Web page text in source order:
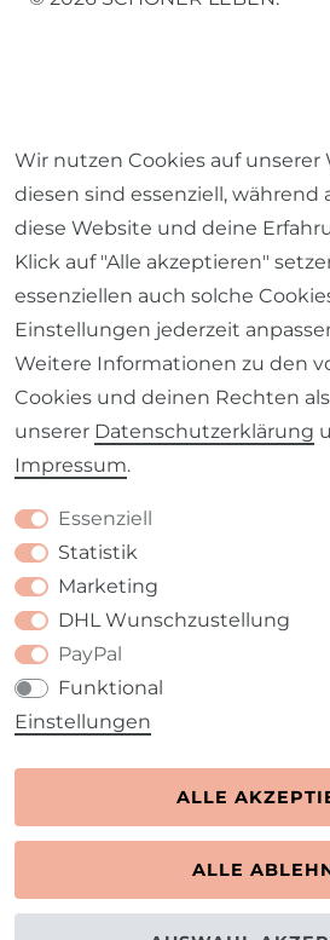
Impressum
Barrierefreiheitserklärung
VERTRAG WIDERRUFEN
Wir nutzen Cookies auf unserer
diesen sind essenziell, während
diese Website und deine
Klick auf "Alle akzeptieren"
essenziellen auch solche
Einstellungen jederzeit
Weitere Informationen zu den
Cookies und deinen Rechten
unserer Daten­schutz­erklärung
Impressum.
Essenziell
Statistik
Marketing
DHL Wunschzustellung
PayPal
Funktional
Einstellungen
ALLE
ALLE